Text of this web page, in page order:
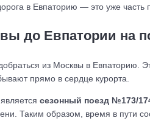
в Евпаторию — это уже
до Евпатории на
из Москвы в Евпаторию.
прямо в сердце курорта.
сезонный поезд №173/
Таким образом, время в пути